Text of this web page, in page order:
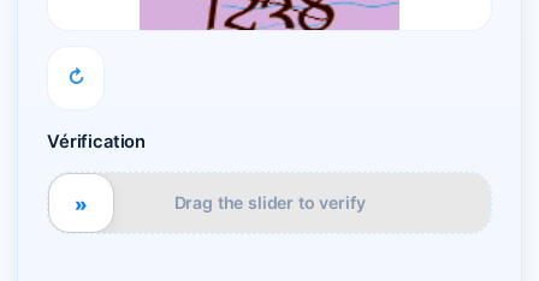
↻
Vérification
Drag the slider to verify
»